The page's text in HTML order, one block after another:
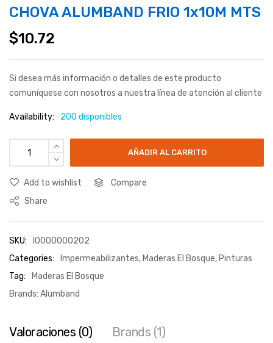
CHOVA ALUMBAND FRIO 1x10M MTS
$10.72
Si desea más información o detalles de este producto
comuníquese con nosotros a nuestra línea de atención al cliente
Availability: 200 disponibles
AÑADIR AL CARRITO
Add to wishlist
Compare
Share
SKU:
I0000000202
Categories:
Impermeabilizantes, Maderas El Bosque, Pinturas
Tag:
Maderas El Bosque
Brands: Alumband
Valoraciones (0) Brands (1)